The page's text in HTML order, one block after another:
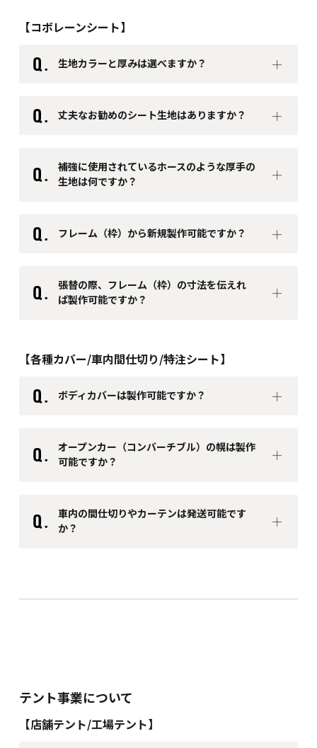
【コボレーンシート】
生地カラーと厚みは選べますか？
丈夫なお勧めのシート生地はありますか？
補強に使用されているホースのような厚手の
生地は何ですか？
フレーム（枠）から新規製作可能ですか？
張替の際、フレーム（枠）の寸法を伝えれ
ば製作可能ですか？
【各種カバー/車内間仕切り/特注シート】
ボディカバーは製作可能ですか？
オープンカー（コンバーチブル）の幌は製作
可能ですか？
車内の間仕切りやカーテンは発送可能です
か？
テント事業について
【店舗テント/工場テント】